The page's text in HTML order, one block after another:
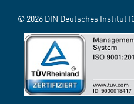
© 2026 DIN Deutsches Institut